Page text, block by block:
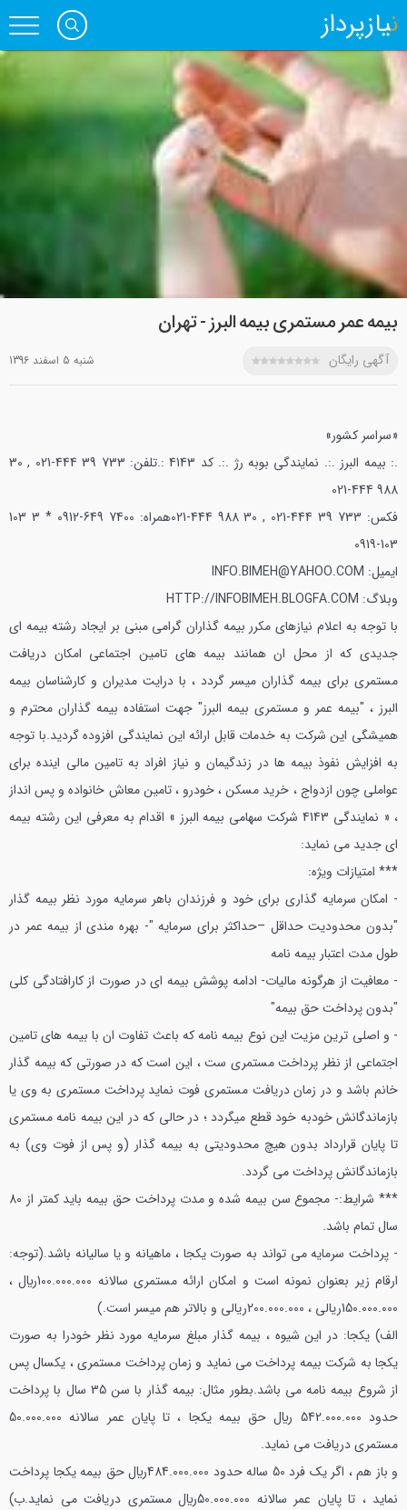
نیازپرداز
بیمه عمر مستمری بیمه البرز - تهران
آگهی رایگان شنبه 5 اسفند 1396
«سراسر كشور»
.: بیمه البرز .:. نمايندگي بوبه رژ .:. كد 4143 :.
تلفن: 733 39 444-021 , 30
988 444-021
فكس: 733 39 444-021 , 30 988 444-021
همراه: 7400 649-0912 * 3 103
103-0919
ايميل: INFO.BIMEH@YAHOO.COM
وبلاگ: HTTP://INFOBIMEH.BLOGFA.COM
با توجه به اعلام نيازهاي مكرر بیمه گذاران گرامي مبني بر ايجاد رشته بیمه اي
جديدي كه از محل ان همانند بیمه هاي تامين اجتماعي امكان دريافت
مستمری براي بیمه گذاران ميسر گردد ، با درايت مديران و كارشناسان بیمه
البرز ، "بیمه عمر و مستمری بیمه البرز" جهت استفاده بیمه گذاران محترم و
هميشگي اين شركت به خدمات قابل ارائه اين نمايندگي افزوده گرديد.با توجه
به افزايش نفوذ بیمه ها در زندگيمان و نياز افراد به تامين مالي اينده براي
عواملي چون ازدواج ، خريد مسكن ، خودرو ، تامين معاش خانواده و پس انداز
، « نمايندگي 4143 شركت سهامي بیمه البرز » اقدام به معرفي اين رشته بیمه
اي جديد مي نمايد:
*** امتيازات ويژه:
- امكان سرمايه گذاري براي خود و فرزندان باهر سرمايه مورد نظر بیمه گذار
"بدون محدوديت حداقل –حداكثر براي سرمايه "- بهره مندي از بیمه عمر در
طول مدت اعتبار بیمه نامه
- معافيت از هرگونه ماليات- ادامه پوشش بیمه اي در صورت از كارافتادگي كلي
"بدون پرداخت حق بیمه"
- و اصلي ترين مزيت اين نوع بیمه نامه كه باعث تفاوت ان با بیمه هاي تامين
اجتماعي از نظر پرداخت مستمری ست ، اين است كه در صورتي كه بیمه گذار
خانم باشد و در زمان دريافت مستمری فوت نمايد پرداخت مستمری به وي يا
بازماندگانش خودبه خود قطع ميگردد ؛ در حالي كه در اين بیمه نامه مستمری
تا پايان قرارداد بدون هيچ محدوديتي به بیمه گذار (و پس از فوت وي) به
بازماندگانش پرداخت مي گردد.
*** شرايط:
- مجموع سن بیمه شده و مدت پرداخت حق بیمه بايد كمتر از 80
سال تمام باشد.
- پرداخت سرمايه مي تواند به صورت يكجا ، ماهيانه و يا ساليانه باشد.(توجه:
ارقام زير بعنوان نمونه است و امكان ارائه مستمری سالانه 100.000.000ريال ،
150.000.000ريالي ، 200.000.000ريالي و بالاتر هم ميسر است.)
الف) يكجا: در اين شيوه ، بیمه گذار مبلغ سرمايه مورد نظر خودرا به صورت
يكجا به شركت بیمه پرداخت مي نمايد و زمان پرداخت مستمری ، يكسال پس
از شروع بیمه نامه مي باشد.
بطور مثال: بیمه گذار با سن 35 سال با پرداخت
حدود 542.000.000 ريال حق بیمه يكجا ، تا پايان عمر سالانه 50.000.000
مستمری دريافت مي نمايد.
و باز هم ، اگر يك فرد 50 ساله حدود 484.000.000ريال حق بیمه يكجا پرداخت
نمايد ، تا پايان عمر سالانه 50.000.000ريال مستمری دريافت مي نمايد.
ب)